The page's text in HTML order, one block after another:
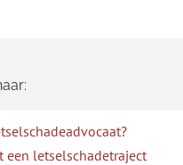
een letselschadetraject